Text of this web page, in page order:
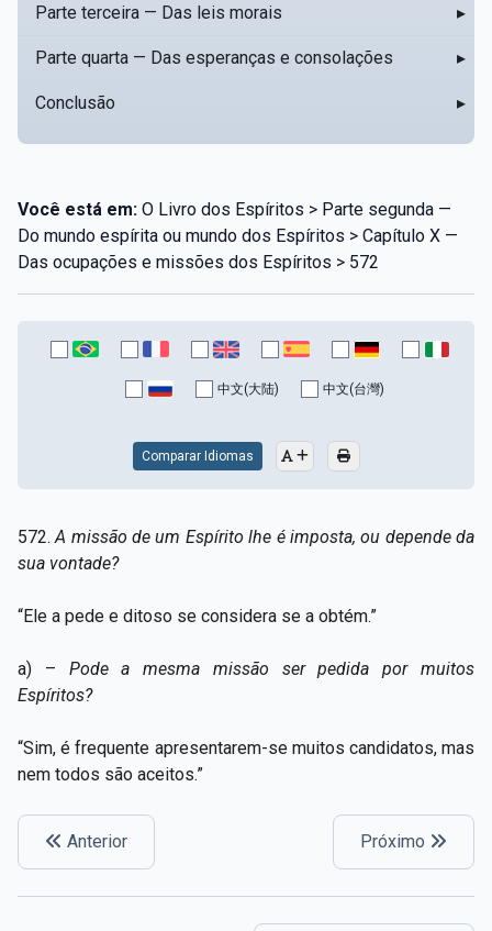
Parte terceira — Das leis morais ▸
Parte quarta — Das esperanças e consolações ▸
Conclusão ▸
Você está em: O Livro dos Espíritos > Parte segunda —
Do mundo espírita ou mundo dos Espíritos > Capítulo X —
Das ocupações e missões dos Espíritos > 572
中文(大陆) 中文(台灣)
Comparar Idiomas
572.A missão de um Espírito lhe é imposta, ou depende da
sua vontade?
“Ele a pede e ditoso se considera se a obtém.”
a) – Pode a mesma missão ser pedida por muitos
Espíritos?
“Sim, é frequente apresentarem-se muitos candidatos, mas
nem todos são aceitos.”
Anterior Próximo